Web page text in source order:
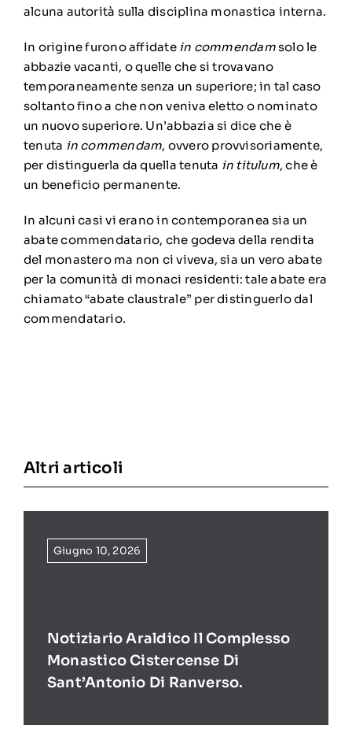
alcuna autorità sulla disciplina monastica interna.
In origine furono affidate in commendamsolo le
abbazie vacanti, o quelle che si trovavano
temporaneamente senza un superiore; in tal caso
soltanto fino a che non veniva eletto o nominato
un nuovo superiore. Un’abbazia si dice che è
tenuta in commendam, ovvero provvisoriamente,
per distinguerla da quella tenuta in titulum, che è
un beneficio permanente.
In alcuni casi vi erano in contemporanea sia un
abate commendatario, che godeva della rendita
del monastero ma non ci viveva, sia un vero abate
per la comunità di monaci residenti: tale abate era
chiamato “abate claustrale” per distinguerlo dal
commendatario.
Altri articoli
Giugno 10, 2026
Notiziario Araldico Il Complesso
Monastico Cistercense Di
Sant’Antonio Di Ranverso.